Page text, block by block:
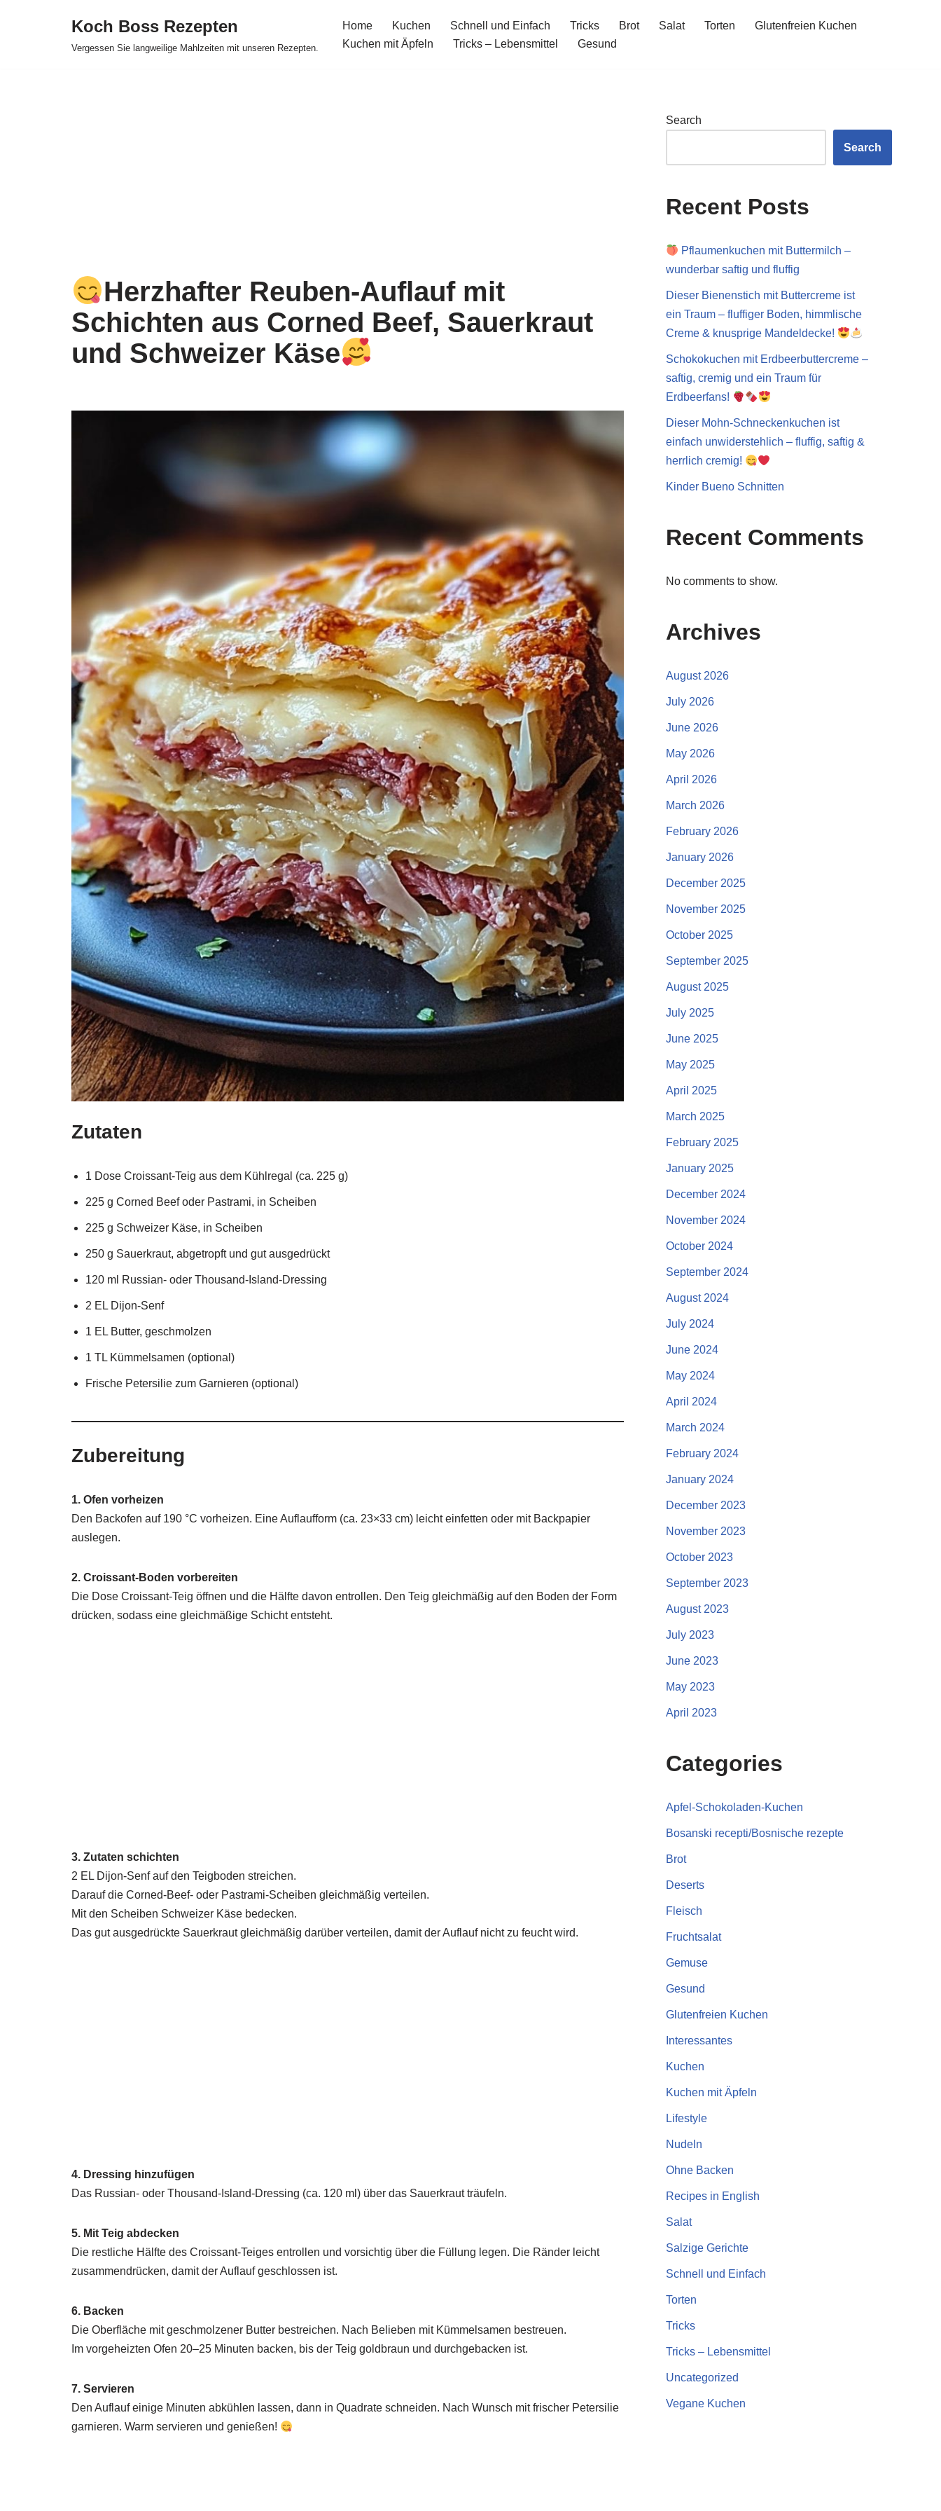
Koch Boss Rezepten
Vergessen Sie langweilige Mahlzeiten mit unseren Rezepten.
Home Kuchen Schnell und Einfach Tricks Brot Salat Torten
Glutenfreien Kuchen
Kuchen mit Äpfeln
Tricks – Lebensmittel Gesund
Herzhafter Reuben-Auflauf mit
Schichten aus Corned Beef, Sauerkraut
und Schweizer Käse
Zutaten
1 Dose Croissant-Teig aus dem Kühlregal (ca. 225 g)
225 g Corned Beef oder Pastrami, in Scheiben
225 g Schweizer Käse, in Scheiben
250 g Sauerkraut, abgetropft und gut ausgedrückt
120 ml Russian- oder Thousand-Island-Dressing
2 EL Dijon-Senf
1 EL Butter, geschmolzen
1 TL Kümmelsamen (optional)
Frische Petersilie zum Garnieren (optional)
Zubereitung
1. Ofen vorheizen
Den Backofen auf 190 °C vorheizen. Eine Auflaufform (ca. 23×33 cm) leicht einfetten oder mit Backpapier
auslegen.
2. Croissant-Boden vorbereiten
Die Dose Croissant-Teig öffnen und die Hälfte davon entrollen. Den Teig gleichmäßig auf den Boden der Form
drücken, sodass eine gleichmäßige Schicht entsteht.
3. Zutaten schichten
2 EL Dijon-Senf auf den Teigboden streichen.
Darauf die Corned-Beef- oder Pastrami-Scheiben gleichmäßig verteilen.
Mit den Scheiben Schweizer Käse bedecken.
Das gut ausgedrückte Sauerkraut gleichmäßig darüber verteilen, damit der Auflauf nicht zu feucht wird.
4. Dressing hinzufügen
Das Russian- oder Thousand-Island-Dressing (ca. 120 ml) über das Sauerkraut träufeln.
5. Mit Teig abdecken
Die restliche Hälfte des Croissant-Teiges entrollen und vorsichtig über die Füllung legen. Die Ränder leicht
zusammendrücken, damit der Auflauf geschlossen ist.
6. Backen
Die Oberfläche mit geschmolzener Butter bestreichen. Nach Belieben mit Kümmelsamen bestreuen.
Im vorgeheizten Ofen 20–25 Minuten backen, bis der Teig goldbraun und durchgebacken ist.
7. Servieren
Den Auflauf einige Minuten abkühlen lassen, dann in Quadrate schneiden. Nach Wunsch mit frischer Petersilie
garnieren. Warm servieren und genießen!
Search
Search
Recent Posts
Pflaumenkuchen mit Buttermilch –
wunderbar saftig und fluffig
Dieser Bienenstich mit Buttercreme ist
ein Traum – fluffiger Boden, himmlische
Creme & knusprige Mandeldecke!
Schokokuchen mit Erdbeerbuttercreme –
saftig, cremig und ein Traum für
Erdbeerfans!
Dieser Mohn-Schneckenkuchen ist
einfach unwiderstehlich – fluffig, saftig &
herrlich cremig!
Kinder Bueno Schnitten
Recent Comments
No comments to show.
Archives
August 2026
July 2026
June 2026
May 2026
April 2026
March 2026
February 2026
January 2026
December 2025
November 2025
October 2025
September 2025
August 2025
July 2025
June 2025
May 2025
April 2025
March 2025
February 2025
January 2025
December 2024
November 2024
October 2024
September 2024
August 2024
July 2024
June 2024
May 2024
April 2024
March 2024
February 2024
January 2024
December 2023
November 2023
October 2023
September 2023
August 2023
July 2023
June 2023
May 2023
April 2023
Categories
Apfel-Schokoladen-Kuchen
Bosanski recepti/Bosnische rezepte
Brot
Deserts
Fleisch
Fruchtsalat
Gemuse
Gesund
Glutenfreien Kuchen
Interessantes
Kuchen
Kuchen mit Äpfeln
Lifestyle
Nudeln
Ohne Backen
Recipes in English
Salat
Salzige Gerichte
Schnell und Einfach
Torten
Tricks
Tricks – Lebensmittel
Uncategorized
Vegane Kuchen